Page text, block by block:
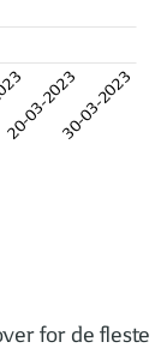
20-03-202330-03-2023
for de fleste